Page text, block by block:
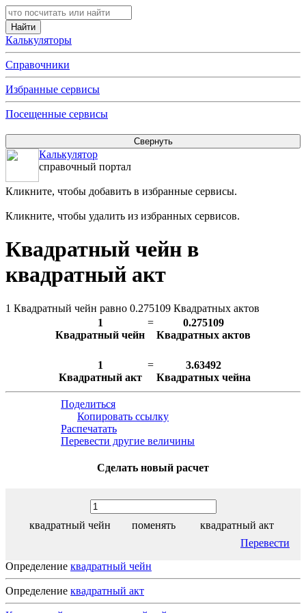
Калькуляторы
Справочники
Избранные сервисы
Посещенные сервисы
Калькулятор
справочный портал
Кликните, чтобы добавить в избранные сервисы.
Кликните, чтобы удалить из избранных сервисов.
Квадратный чейн в
квадратный акт
1 Квадратный чейн равно 0.275109 Квадратных актов
1
Квадратный чейн
=
0.275109
Квадратных актов
1
Квадратный акт
=
3.63492
Квадратных чейна
Поделиться
Копировать ссылку
Распечатать
Перевести другие величины
Сделать новый расчет
квадратный чейн поменять
квадратный акт
Перевести
Определение квадратный чейн
Определение квадратный акт